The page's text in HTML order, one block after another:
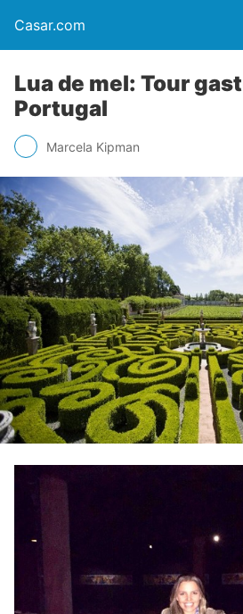
Casar.com
Lua de mel: Tour
Portugal
Marcela Kipman